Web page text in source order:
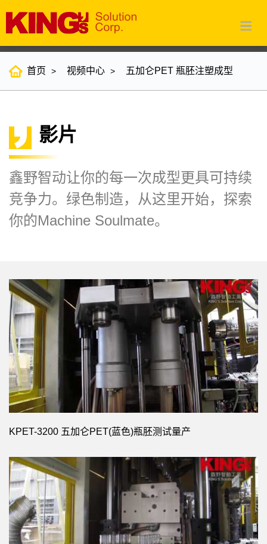
首页 视频中心 五加仑PET 瓶胚注塑成型
影片
鑫野智动让你的每一次成型更具可持续
竞争力。绿色制造，从这里开始，探索
你的Machine Soulmate。
KPET-3200 五加仑PET(蓝色)瓶胚测试量产